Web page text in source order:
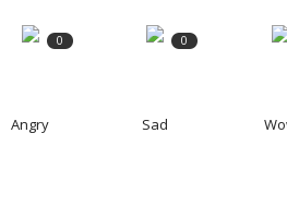
0
Angry
0
Sad